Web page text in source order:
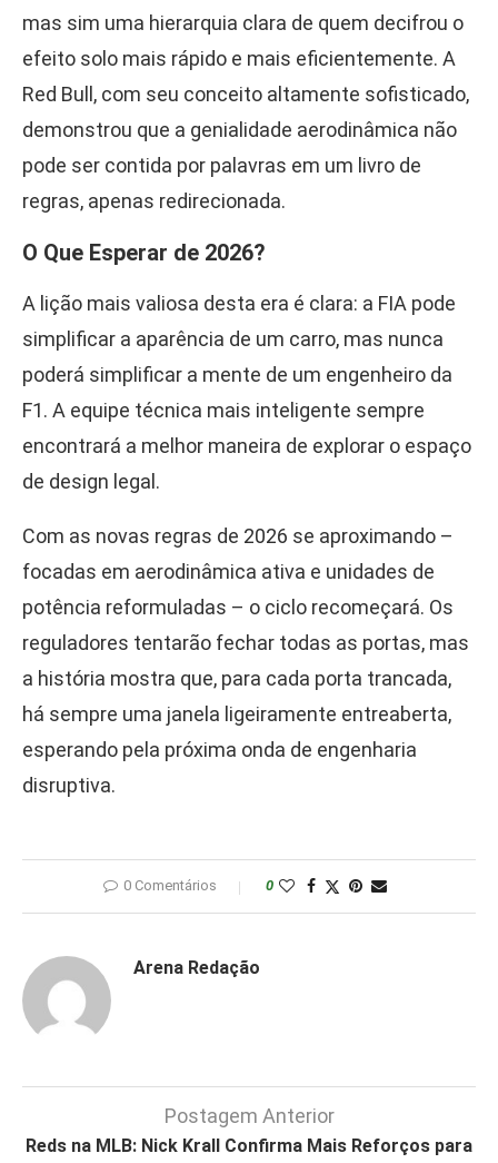
mas sim uma hierarquia clara de quem decifrou o
efeito solo mais rápido e mais eficientemente. A
Red Bull, com seu conceito altamente sofisticado,
demonstrou que a genialidade aerodinâmica não
pode ser contida por palavras em um livro de
regras, apenas redirecionada.
O Que Esperar de 2026?
A lição mais valiosa desta era é clara: a FIA pode
simplificar a aparência de um carro, mas nunca
poderá simplificar a mente de um engenheiro da
F1. A equipe técnica mais inteligente sempre
encontrará a melhor maneira de explorar o espaço
de design legal.
Com as novas regras de 2026 se aproximando –
focadas em aerodinâmica ativa e unidades de
potência reformuladas – o ciclo recomeçará. Os
reguladores tentarão fechar todas as portas, mas
a história mostra que, para cada porta trancada,
há sempre uma janela ligeiramente entreaberta,
esperando pela próxima onda de engenharia
disruptiva.
0 Comentários 0
Arena Redação
Postagem Anterior
Reds na MLB: Nick Krall Confirma Mais Reforços para